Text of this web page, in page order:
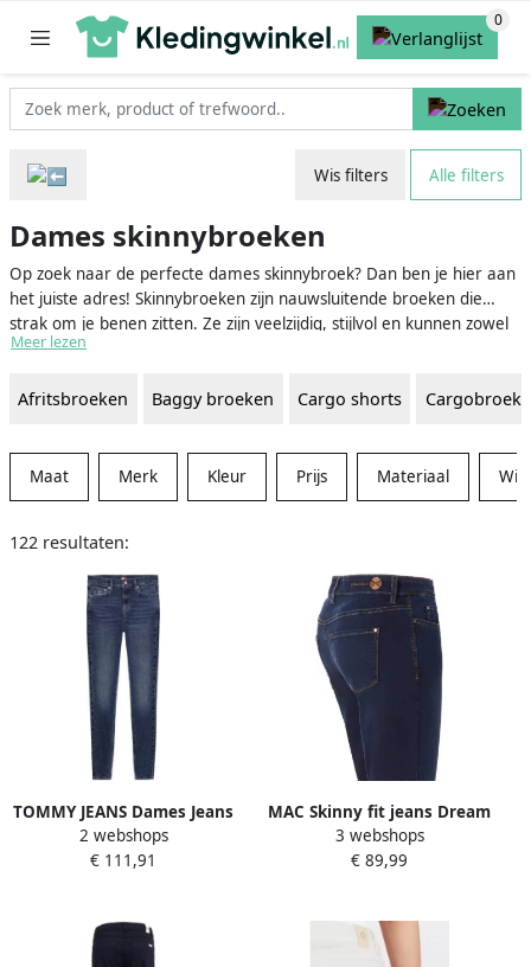
Wis filters Alle filters
Dames skinnybroeken
Op zoek naar de perfecte dames skinnybroek? Dan ben je hier aan
het juiste adres! Skinnybroeken zijn nauwsluitende broeken die
strak om je benen zitten. Ze zijn veelzijdig, stijlvol en kunnen zowel
casual als chic gedragen worden. In ons uitgebreide aanbod vind je
materialen en designs. Zo is er voor elke gelegenheid en voor ieder
Meer lezen
Afritsbroeken Baggy broeken Cargo shorts
Maat Merk Kleur Prijs Materiaal
122 resultaten:
TOMMY JEANS Dames Jeans
Nora Md Skn Dh1264
Donkerblauw
2 webshops
€ 111,91
MAC Skinny fit jeans Dream
Skinny in hoog-elastische
kwaliteit voor de perfecte
3 webshops
€ 89,99